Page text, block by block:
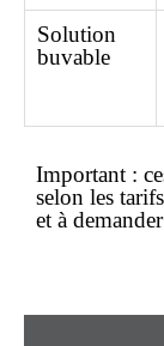
Solution
buvable
Important :
selon les
et à